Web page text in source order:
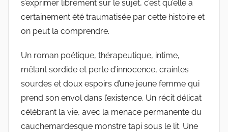
s’exprimer librement sur le sujet, c’est qu’elle a
certainement été traumatisée par cette histoire et
on peut la comprendre.
Un roman poétique, thérapeutique, intime,
mêlant sordide et perte d’innocence, craintes
sourdes et doux espoirs d’une jeune femme qui
prend son envol dans l’existence. Un récit délicat
célébrant la vie, avec la menace permanente du
cauchemardesque monstre tapi sous le lit. Une